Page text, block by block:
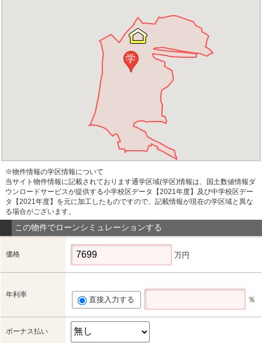
学
※物件情報の学区情報について
当サイト物件情報に記載されております通学区域(学区)情報は、国土数値情報ダ
ウンロードサービスが提供する小学校区データ【2021年度】及び中学校区デー
タ【2021年度】を元に加工したものですので、記載情報が現在の学区域と異な
る場合がございます。
この物件でローンシミュレーションする
価格 万円
年利率
直接入力する ％
ボーナス払い